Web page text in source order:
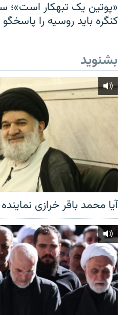
«پوتین یک تبهکار است»؛
کنگره باید روسیه را پاسخگو
بشنوید
آیا محمد باقر خرازی